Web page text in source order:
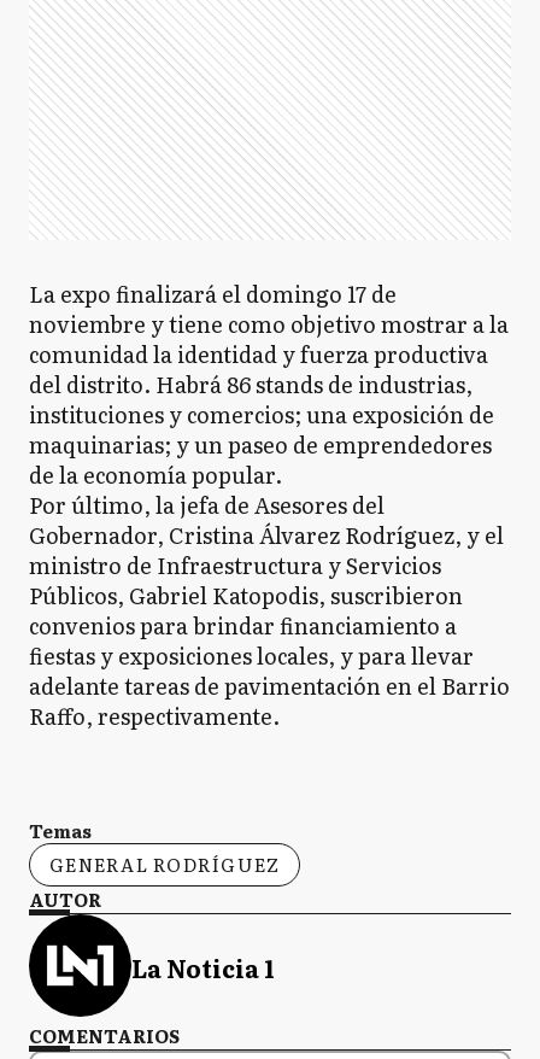
La expo finalizará el domingo 17 de
noviembre y tiene como objetivo mostrar a la
comunidad la identidad y fuerza productiva
del distrito. Habrá 86 stands de industrias,
instituciones y comercios; una exposición de
maquinarias; y un paseo de emprendedores
de la economía popular.
Por último, la jefa de Asesores del
Gobernador, Cristina Álvarez Rodríguez, y el
ministro de Infraestructura y Servicios
Públicos, Gabriel Katopodis, suscribieron
convenios para brindar financiamiento a
fiestas y exposiciones locales, y para llevar
adelante tareas de pavimentación en el Barrio
Raffo, respectivamente.
Temas
GENERAL RODRÍGUEZ
AUTOR
La Noticia 1
COMENTARIOS